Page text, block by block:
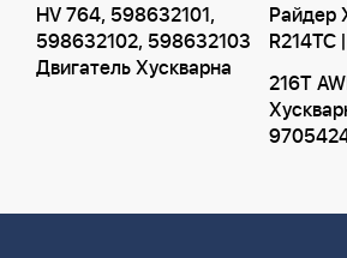
HV 764, 598632101,
598632102, 598632103
Двигатель Хускварна
Райдер
R214TC
216T